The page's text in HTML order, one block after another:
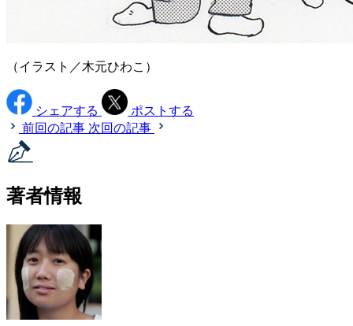
（イラスト／木元ひわこ）
シェアする
ポストする
前回の記事 次回の記事
著者情報